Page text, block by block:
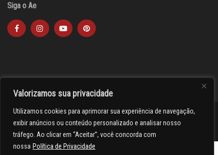
Valorizamos sua privacidade
Utilizamos cookies para aprimorar sua experiência de navegação,
exibir anúncios ou conteúdo personalizado e analisar nosso
tráfego. Ao clicar em “Aceitar”, você concorda com
nossa Política de Privacidade
Siga o Ae
><(((º> 17